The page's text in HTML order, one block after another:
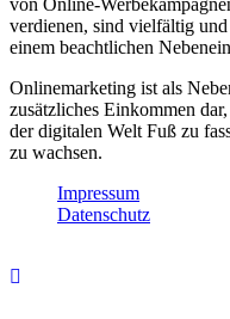
von Online-
verdienen, sind vielfältig
einem beachtlichen
Onlinemarketing ist als
zusätzliches Einkommen
der digitalen Welt Fuß zu
zu wachsen.
Impressum
Datenschutz